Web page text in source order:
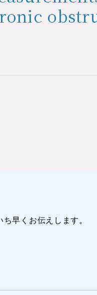
ち早くお伝えします。